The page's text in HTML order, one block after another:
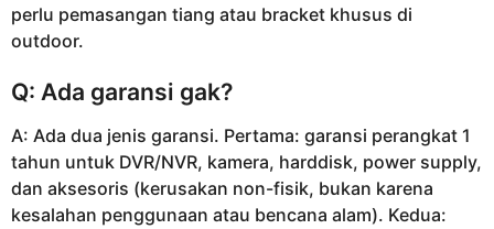
perlu pemasangan tiang atau bracket khusus di
outdoor.
Q: Ada garansi gak?
A: Ada dua jenis garansi. Pertama: garansi perangkat 1
tahun untuk DVR/NVR, kamera, harddisk, power supply,
dan aksesoris (kerusakan non-fisik, bukan karena
kesalahan penggunaan atau bencana alam). Kedua: